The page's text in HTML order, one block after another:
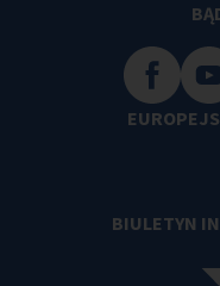
BIULETYN